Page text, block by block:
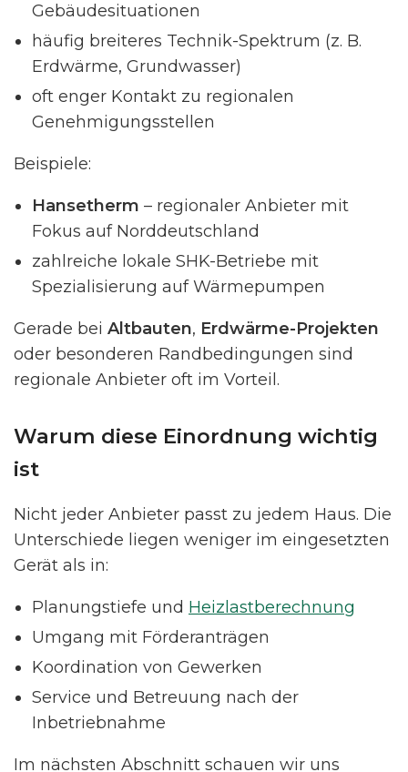
Gebäudesituationen
häufig breiteres Technik-Spektrum (z. B.
Erdwärme, Grundwasser)
oft enger Kontakt zu regionalen
Genehmigungsstellen
Beispiele:
Hansetherm – regionaler Anbieter mit
Fokus auf Norddeutschland
zahlreiche lokale SHK-Betriebe mit
Spezialisierung auf Wärmepumpen
Gerade bei Altbauten, Erdwärme-Projekten
oder besonderen Randbedingungen sind
regionale Anbieter oft im Vorteil.
Warum diese Einordnung wichtig
ist
Nicht jeder Anbieter passt zu jedem Haus. Die
Unterschiede liegen weniger im eingesetzten
Gerät als in:
Planungstiefe und Heizlastberechnung
Umgang mit Förderanträgen
Koordination von Gewerken
Service und Betreuung nach der
Inbetriebnahme
Im nächsten Abschnitt schauen wir uns